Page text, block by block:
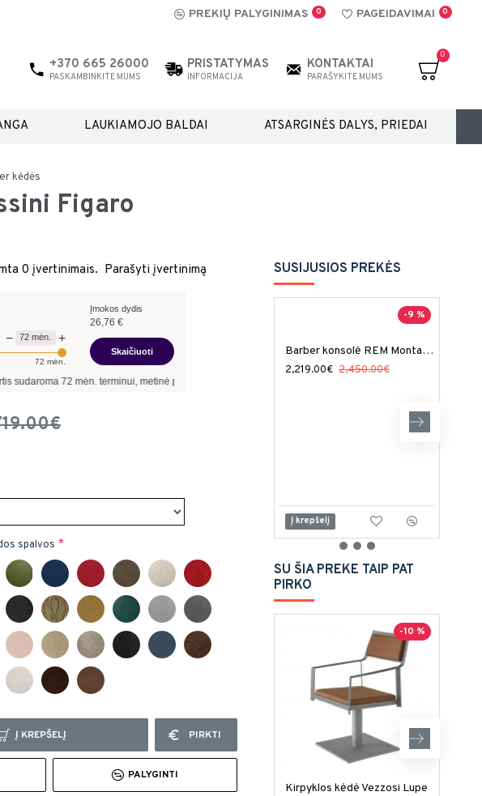
PREKIŲ PALYGINIMAS 0 PAGEIDAVIMAI 0
+370 665 26000
PASKAMBINKITE MUMS
PRISTATYMAS
INFORMACIJA
KONTAKTAI
PARAŠYKITE MUMS
0
LAUKIAMOJO BALDAI ATSARGINĖS DALYS, PRIEDAI
kėdės
Figaro
0 įvertinimais. Parašyti įvertinimą
spalvos
− 72 mėn. +
72 mėn.
Įmokos dydis
26,76 €
Skaičiuoti
terminui, metinė palūkanų norma –9,90
Į KREPŠELĮ PIRKTI
PALYGINTI
SUSIJUSIOS PREKĖS
-9 %
Barber konsolė REM Montana I
2,219.00€ 2,450.00€
Į krepšelį
SU ŠIA PREKE TAIP PAT
PIRKO
-10 %
Kirpyklos kėdė Vezzosi Lupe